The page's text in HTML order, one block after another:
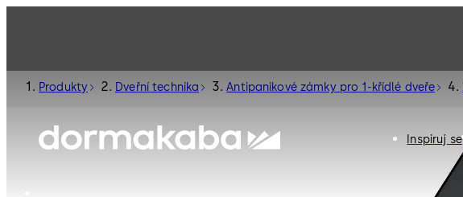
Inspiruj se
Produkty Dveřní technika Antipanikové zámky pro 1-křídlé dveře